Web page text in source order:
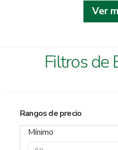
Ver
Filtros de
Rangos de precio
Mínimo